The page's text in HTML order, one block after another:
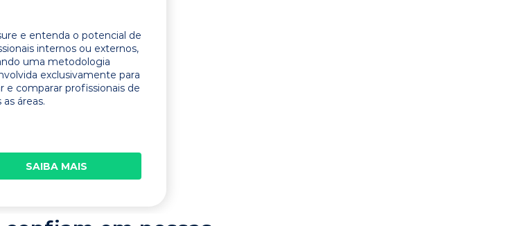
e entenda o potencial de
internos ou externos,
uma metodologia
exclusivamente para
e comparar profissionais de
áreas.
SAIBA MAIS